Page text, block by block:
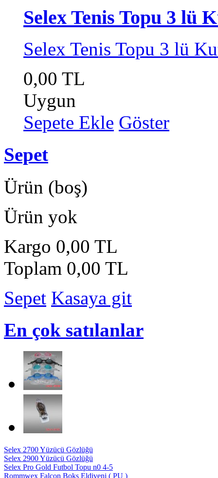
Selex Tenis Topu 3 lü
Selex Tenis Topu 3 lü
0,00 TL
Uygun
Sepete Ekle Göster
Sepet
Ürün (boş)
Ürün yok
Kargo 0,00 TL
Toplam 0,00 TL
Sepet Kasaya git
En çok satılanlar
Selex 2700 Yüzücü Gözlüğü
Selex 2900 Yüzücü Gözlüğü
Selex Pro Gold Futbol Topu n0 4-5
Rommwex Falcon Boks Eldiveni ( PU )